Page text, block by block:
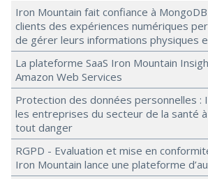
Iron Mountain fait confiance à
clients des expériences numériques
de gérer leurs informations physiques
La plateforme SaaS Iron Mountain
Amazon Web Services
Protection des données personnelles :
les entreprises du secteur de la santé
tout danger
RGPD - Evaluation et mise en
Iron Mountain lance une plateforme